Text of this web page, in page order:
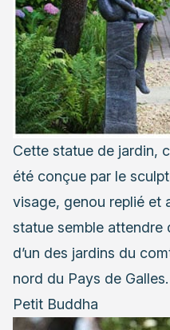
Cette statue de jardin,
été conçue par le
visage, genou replié et
statue semble attendre
d’un des jardins du
nord du Pays de Galles.
Petit Buddha